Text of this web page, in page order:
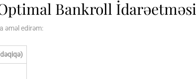
Bankroll İdarəetməsi
əməl edirəm: